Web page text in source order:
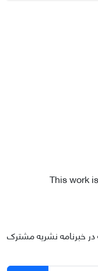
This work
خبرنامه نشریه مشترک